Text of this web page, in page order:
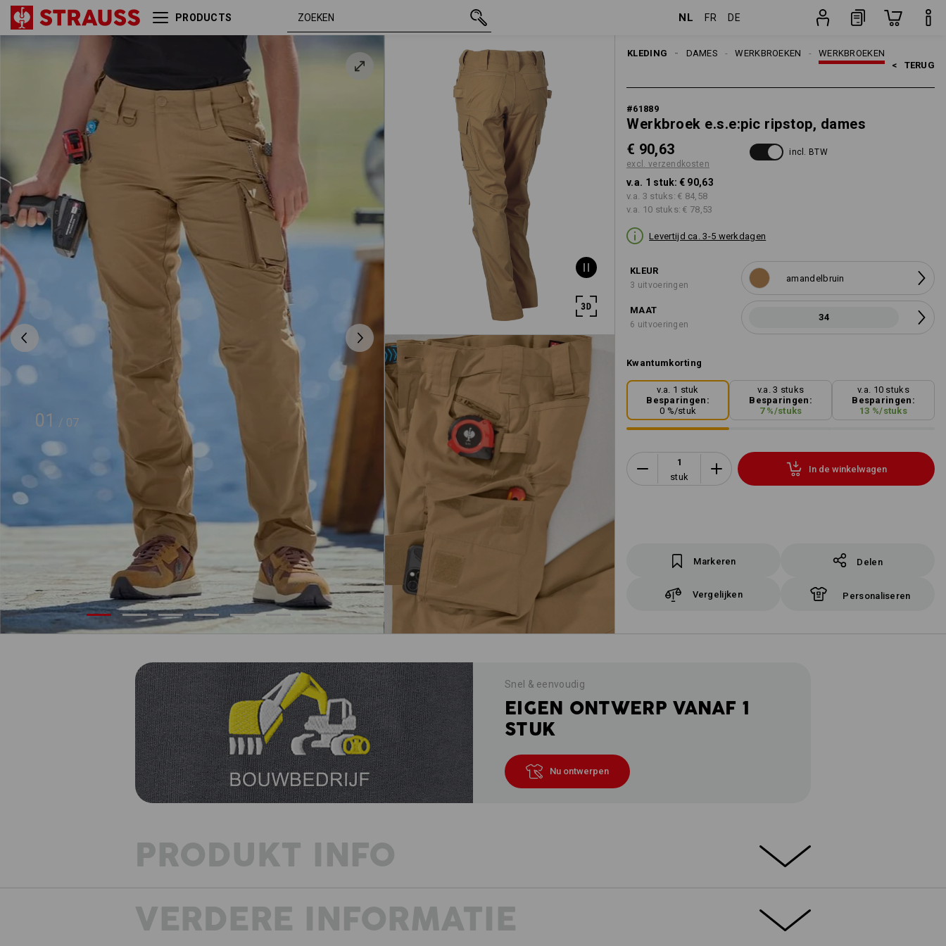
PRODUCTS NL FR DE
01 / 07
KLEDING WERKBROEKEN
WERKBROEKEN
DAMES
< TERUG
#61889
Werkbroek e.s.e:pic ripstop, dames
€ 90,63
excl. verzendkosten
incl. BTW
v.a. 1 stuk: € 90,63
v.a. 3 stuks: € 84,58
v.a. 10 stuks: € 78,53
Levertijd ca. 3-5 werkdagen
KLEUR
3 uitvoeringen
amandelbruin
MAAT
6 uitvoeringen
34
Kwantumkorting
v.a. 1 stuk
Besparingen:
0 %/stuk
v.a. 3 stuks
Besparingen:
7%/stuks
v.a. 10 stuks
Besparingen:
13 %/stuks
stuk
In de winkelwagen
Markeren Delen
Vergelijken Personaliseren
Werkbroek e.s.e:pic ripstop,
amandelbruin 34
Snel & eenvoudig
EIGEN ONTWERP VANAF 1
STUK
Nu ontwerpen
PRODUKT INFO
TECHNIEK MEETS COMFORT
Scheurbestendige werkbroek met diverse zakken
VERDERE INFORMATIE